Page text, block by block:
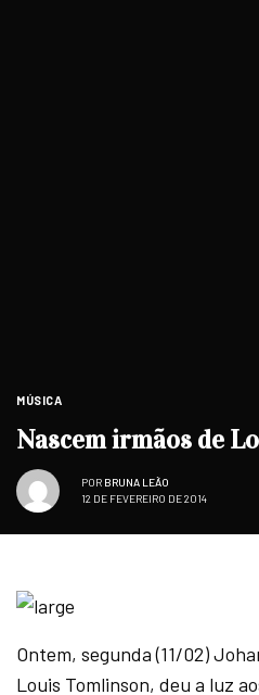
MÚSICA
Nascem irmãos de
POR BRUNA LEÃO
12 DE FEVEREIRO DE 2014
Ontem, segunda (11/02)
Louis Tomlinson, deu a luz